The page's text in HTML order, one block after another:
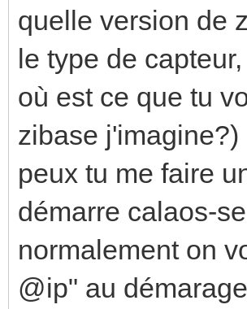
quelle version de
le type de
où est ce que tu
zibase j'imagine?)
peux tu me faire
démarre calaos-
normalement on
@ip" au